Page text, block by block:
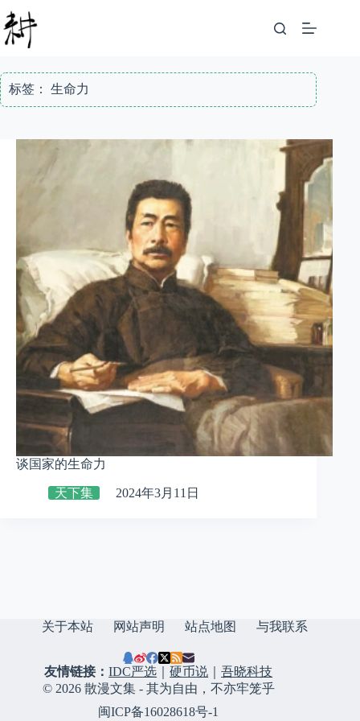
至
内
标签： 生命力
谈国家的生命力
天下集 2024年3月11日
关于本站 网站声明 站点地图 与我联系
友情链接：IDC严选 ｜硬币说 ｜吾晓科技
© 2026 散漫文集 - 其为自由，不亦牢笼乎
闽ICP备16028618号-1